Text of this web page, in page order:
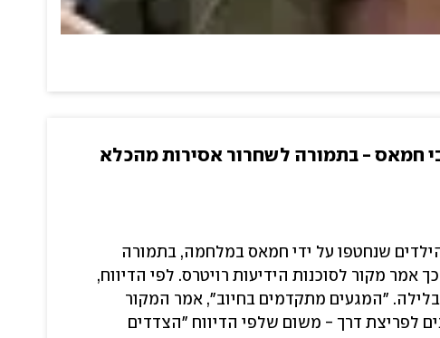
חמאס - בתמורה לשחרור אסירות מהכלא
שנחטפו על ידי חמאס במלחמה, בתמורה
כך אמר מקור לסוכנות הידיעות רויטרס. לפי הדיווח,
"המגעים מתקדמים בחיוב", אמר המקור
לפריצת דרך - משום שלפי הדיווח "הצדדים